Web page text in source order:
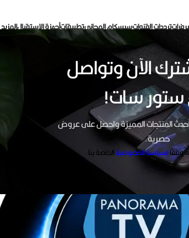
الآن وتواصل
سات!
المنتجات المميزة واحصل على عروض
حصرية.
وفقًالسياسة الخصوصيةالخاصة بنا.
ترددات القنواتسيسكام المجانيتطبيقاتأجهزة الاستقبالالمزيد